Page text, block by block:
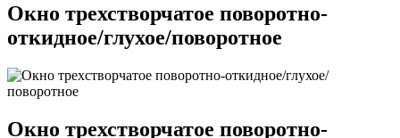
Окно трехстворчатое поворотно-
откидное/глухое/поворотное
Окно трехстворчатое поворотно-